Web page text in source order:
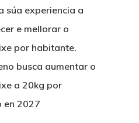
súa experiencia a
e mellorar o
por habitante.
busca aumentar o
a 20kg por
en 2027